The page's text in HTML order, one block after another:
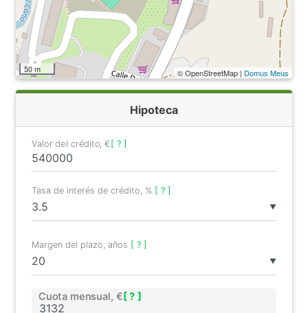
50 m © OpenStreetMap | Domus Meus
Hipoteca
Valor del crédito, €[ ? ]
▼
Tasa de interés de crédito, % [ ? ]
▼
Margen del plazo, años [ ? ]
Cuota mensual, € [ ? ]